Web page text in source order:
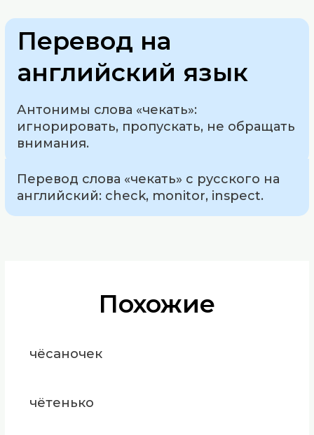
Перевод на
английский язык
Антонимы слова «чекать»:
игнорировать, пропускать, не обращать
внимания.
Перевод слова «чекать» с русского на
английский: check, monitor, inspect.
Похожие
чёсаночек
чётенько